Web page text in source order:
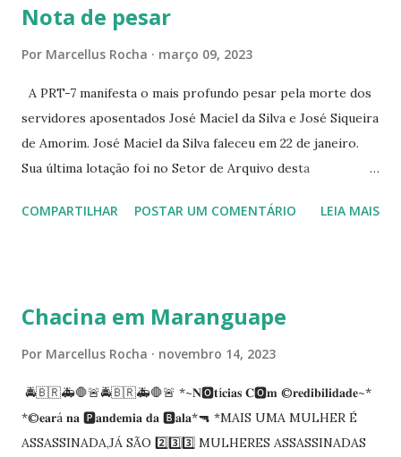
☆CINE VIP CLUBE RUA 24 DE MAIO 825 ☆CINE ECLIPSE
Nota de pesar
Por Marcellus Rocha março 09, 2023
A PRT-7 manifesta o mais profundo pesar pela morte dos
servidores aposentados José Maciel da Silva e José Siqueira
de Amorim. José Maciel da Silva faleceu em 22 de janeiro.
Sua última lotação foi no Setor de Arquivo desta
Siqueira Amorim faleceu em 28 de fevereiro e encerrou a
enquanto atuaram nesta instituição.
COMPARTILHAR POSTAR UM COMENTÁRIO LEIA MAIS
Chacina em Maranguape
Por Marcellus Rocha novembro 14, 2023
🚔🇧🇷🚑🛑🚨🚔🇧🇷🚑🛑🚨 *~𝐍🅾️𝐭í𝐜𝐢𝐚𝐬 𝐂🅾️𝐦 ©️𝐫𝐞𝐝𝐢𝐛𝐢𝐥𝐢𝐝𝐚𝐝𝐞~*
*©️𝐞𝐚𝐫á 𝐧𝐚 🅿️𝐚𝐧𝐝𝐞𝐦𝐢𝐚 𝐝𝐚 🅱️𝐚𝐥𝐚*🔫 *MAIS UMA MULHER É
ASSASSINADA,JÁ SÃO 2️⃣3️⃣3️⃣ MULHERES ASSASSINADAS